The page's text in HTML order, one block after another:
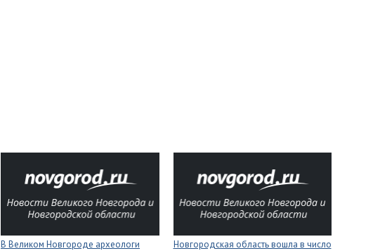
В Великом Новгороде археологи
Новгородская область вошла в число